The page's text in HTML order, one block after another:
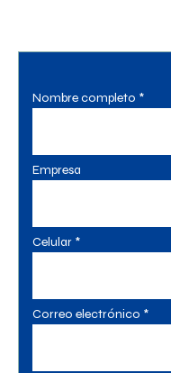
Nombre completo *
Empresa
Celular *
Correo electrónico *